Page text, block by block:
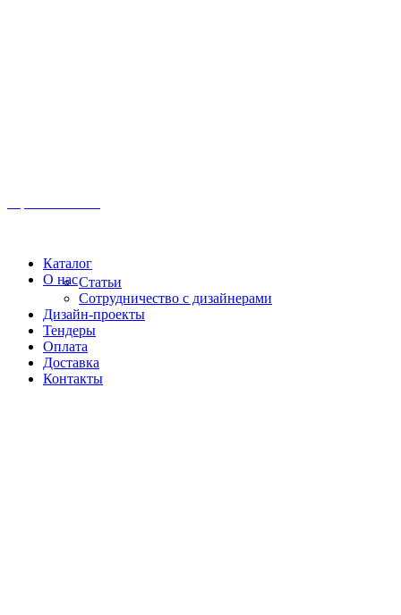
Каталог
О насСтатьи
Сотрудничество с дизайнерами
Дизайн-проекты
Тендеры
Оплата
Доставка
Контакты